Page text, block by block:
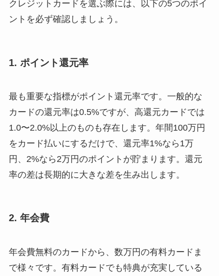
クレジットカードを選ぶ際には、以下の5つのポイ
ントを必ず確認しましょう。
1. ポイント還元率
最も重要な指標がポイント還元率です。一般的な
カードの還元率は0.5%ですが、高還元カードでは
1.0〜2.0%以上のものも存在します。年間100万円
をカード払いにするだけで、還元率1%なら1万
円、2%なら2万円のポイントが貯まります。還元
率の差は長期的に大きな差を生み出します。
2. 年会費
年会費無料のカードから、数万円の有料カードま
で様々です。有料カードでも特典が充実している